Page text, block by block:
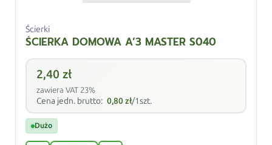
Ścierki
ŚCIERKA DOMOWA A’3 MASTER S040
2,40zł
zawiera VAT 23%
Cena jedn. brutto: 0,80zł/1szt.
Dużo